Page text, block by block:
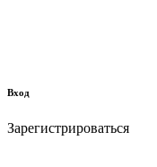
Вход
Зарегистрироваться